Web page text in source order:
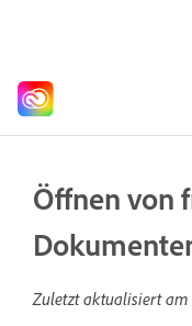
Öffnen von
Zuletzt aktualisiert am